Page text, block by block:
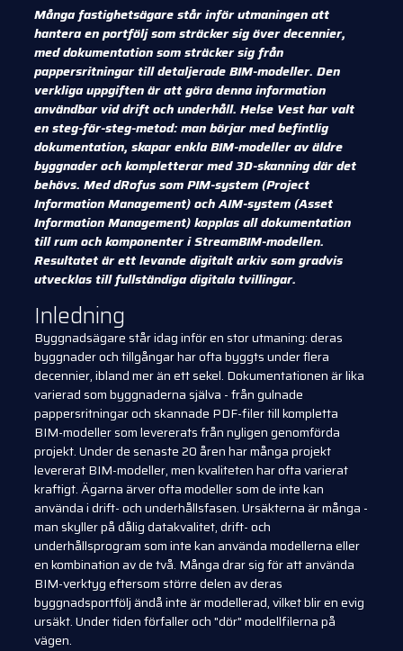
Många fastighetsägare står inför utmaningen att
hantera en portfölj som sträcker sig över decennier,
med dokumentation som sträcker sig från
pappersritningar till detaljerade BIM-modeller. Den
verkliga uppgiften är att göra denna information
användbar vid drift och underhåll. Helse Vest har valt
en steg-för-steg-metod: man börjar med befintlig
dokumentation, skapar enkla BIM-modeller av äldre
byggnader och kompletterar med 3D-skanning där det
behövs. Med dRofus som PIM-system (Project
Information Management) och AIM-system (Asset
Information Management) kopplas all dokumentation
till rum och komponenter i StreamBIM-modellen.
Resultatet är ett levande digitalt arkiv som gradvis
utvecklas till fullständiga digitala tvillingar.
Inledning
Byggnadsägare står idag inför en stor utmaning: deras
byggnader och tillgångar har ofta byggts under flera
decennier, ibland mer än ett sekel. Dokumentationen är lika
varierad som byggnaderna själva - från gulnade
pappersritningar och skannade PDF-filer till kompletta
BIM-modeller som levererats från nyligen genomförda
projekt. Under de senaste 20 åren har många projekt
levererat BIM-modeller, men kvaliteten har ofta varierat
kraftigt. Ägarna ärver ofta modeller som de inte kan
använda i drift- och underhållsfasen. Ursäkterna är många -
man skyller på dålig datakvalitet, drift- och
underhållsprogram som inte kan använda modellerna eller
en kombination av de två. Många drar sig för att använda
BIM-verktyg eftersom större delen av deras
byggnadsportfölj ändå inte är modellerad, vilket blir en evig
ursäkt. Under tiden förfaller och "dör" modellfilerna på
vägen.